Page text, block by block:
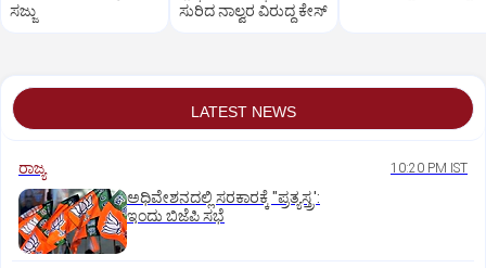
ಸಜ್ಜು
ಸುರಿದ ನಾಲ್ವರ ವಿರುದ್ಧ ಕೇಸ್‌
LATEST NEWS
ರಾಜ್ಯ 10:20 PM IST
ಅಧಿವೇಶನದಲ್ಲಿ ಸರಕಾರಕ್ಕೆ "ಪ್ರತ್ಯಸ್ತ್ರ':
ಇಂದು ಬಿಜೆಪಿ ಸಭೆ